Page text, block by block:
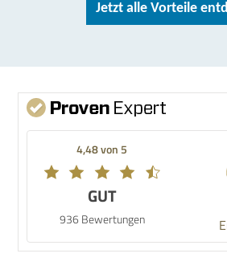
Jetzt alle Vorteile
4,48 von 5
GUT
936 Bewertungen